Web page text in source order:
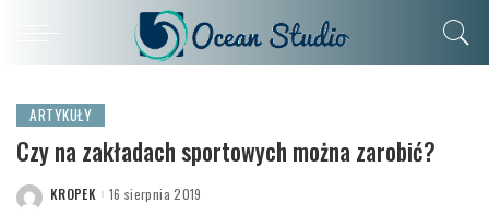
ARTYKUŁY
Czy na zakładach sportowych można zarobić?
POSTED
KROPEK 16 sierpnia 2019